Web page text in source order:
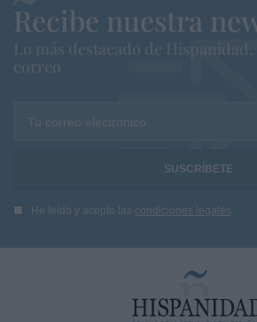
Recibe nuestra
Lo más destacado de Hispanidad,
correo
Tu correo electrónico...
He leído y acepto las condiciones legales